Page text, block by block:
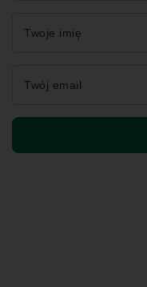
Twoje imię
Twój email